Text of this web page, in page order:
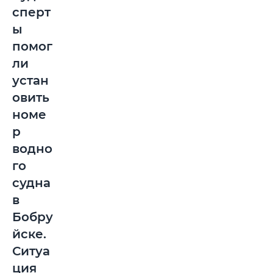
сперт
ы
помог
ли
устан
овить
номе
р
водно
го
судна
в
Бобру
йске.
Ситуа
ция